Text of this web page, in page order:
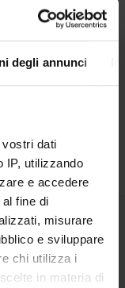
degli annunci
dati
IP, utilizzando
e accedere
fine di
misurare
e sviluppare
chi utilizza i
in materia di